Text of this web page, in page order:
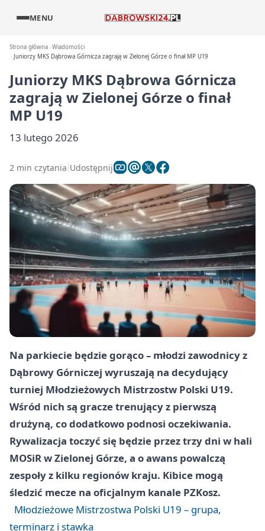
MENU
Strona główna Wiadomości
Juniorzy MKS Dąbrowa Górnicza zagrają w Zielonej Górze o finał MP U19
Juniorzy MKS Dąbrowa Górnicza
zagrają w Zielonej Górze o finał
MP U19
13 lutego 2026
2 min czytania Udostępnij
Na parkiecie będzie gorąco – młodzi zawodnicy z
Dąbrowy Górniczej wyruszają na decydujący
turniej Młodzieżowych Mistrzostw Polski U19.
Wśród nich są gracze trenujący z pierwszą
drużyną, co dodatkowo podnosi oczekiwania.
Rywalizacja toczyć się będzie przez trzy dni w hali
MOSiR w Zielonej Górze, a o awans powalczą
zespoły z kilku regionów kraju. Kibice mogą
śledzić mecze na oficjalnym kanale PZKosz.
Młodzieżowe Mistrzostwa Polski U19 – grupa,
terminarz i stawka